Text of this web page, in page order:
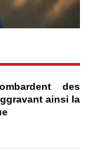
des
ainsi la